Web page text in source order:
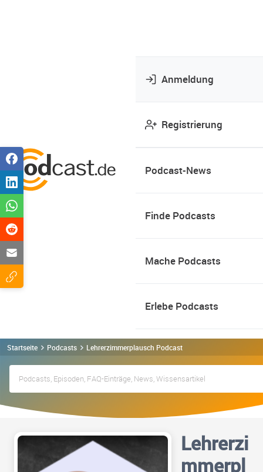
Anmeldung
Registrierung
Podcast-News
Finde Podcasts
Mache Podcasts
Erlebe Podcasts
Startseite Podcasts Lehrerzimmerplausch Podcast
Lehrerzi
mmerpl